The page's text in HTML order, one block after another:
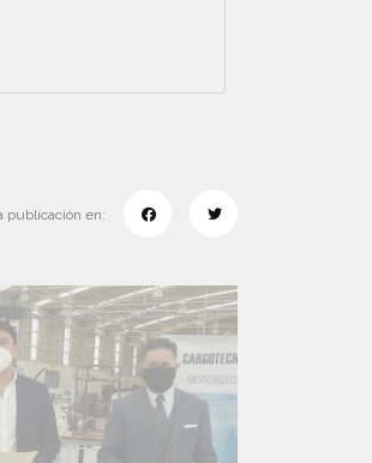
publicación en: